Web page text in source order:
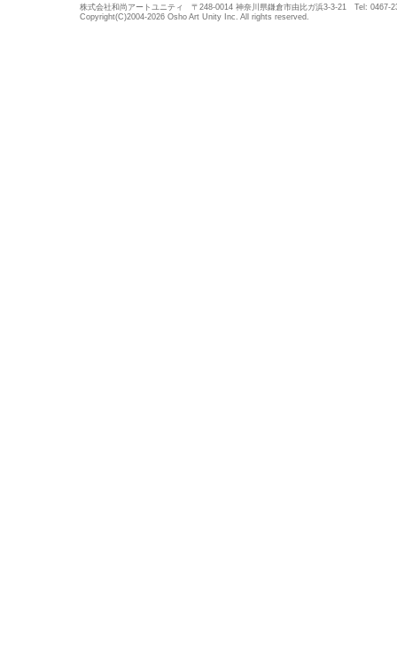
株式会社和尚アートユニティ 〒248-0014 神奈川県鎌倉市由比ガ浜3-3-21 Tel: 0467-
Copyright(C)2004-2026 Osho Art Unity Inc. All rights reserved.